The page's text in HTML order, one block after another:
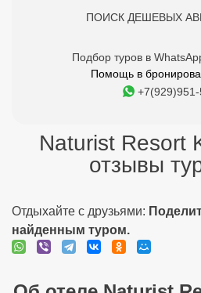
ПОИСК ДЕШЕВЫХ
Подбор туров в
Помощь в
Naturist Resort
отзывы
Отдыхайте с друзьями:
найденным туром.